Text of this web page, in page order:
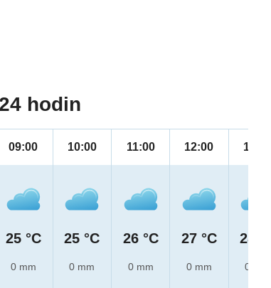
hodin
09:00
25 °C
0 mm
10:00
25 °C
0 mm
11:00
26 °C
0 mm
12:00
27 °C
0 mm
13:00
28 °C
0 mm